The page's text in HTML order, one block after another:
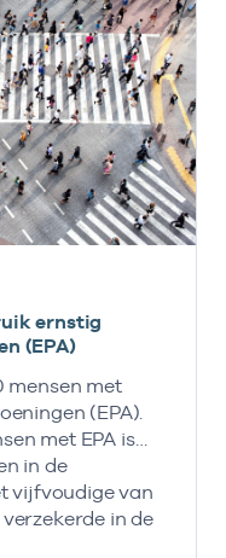
ernstig
(EPA)
mensen met
(EPA).
met EPA is
in de
vijfvoudige van
in de